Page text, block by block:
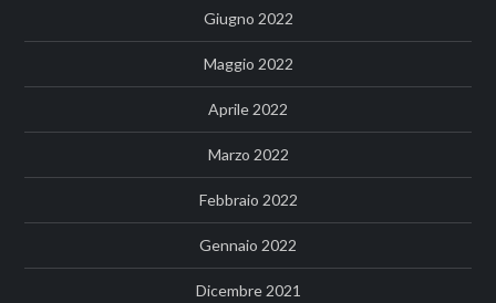
Giugno 2022
Maggio 2022
Aprile 2022
Marzo 2022
Febbraio 2022
Gennaio 2022
Dicembre 2021